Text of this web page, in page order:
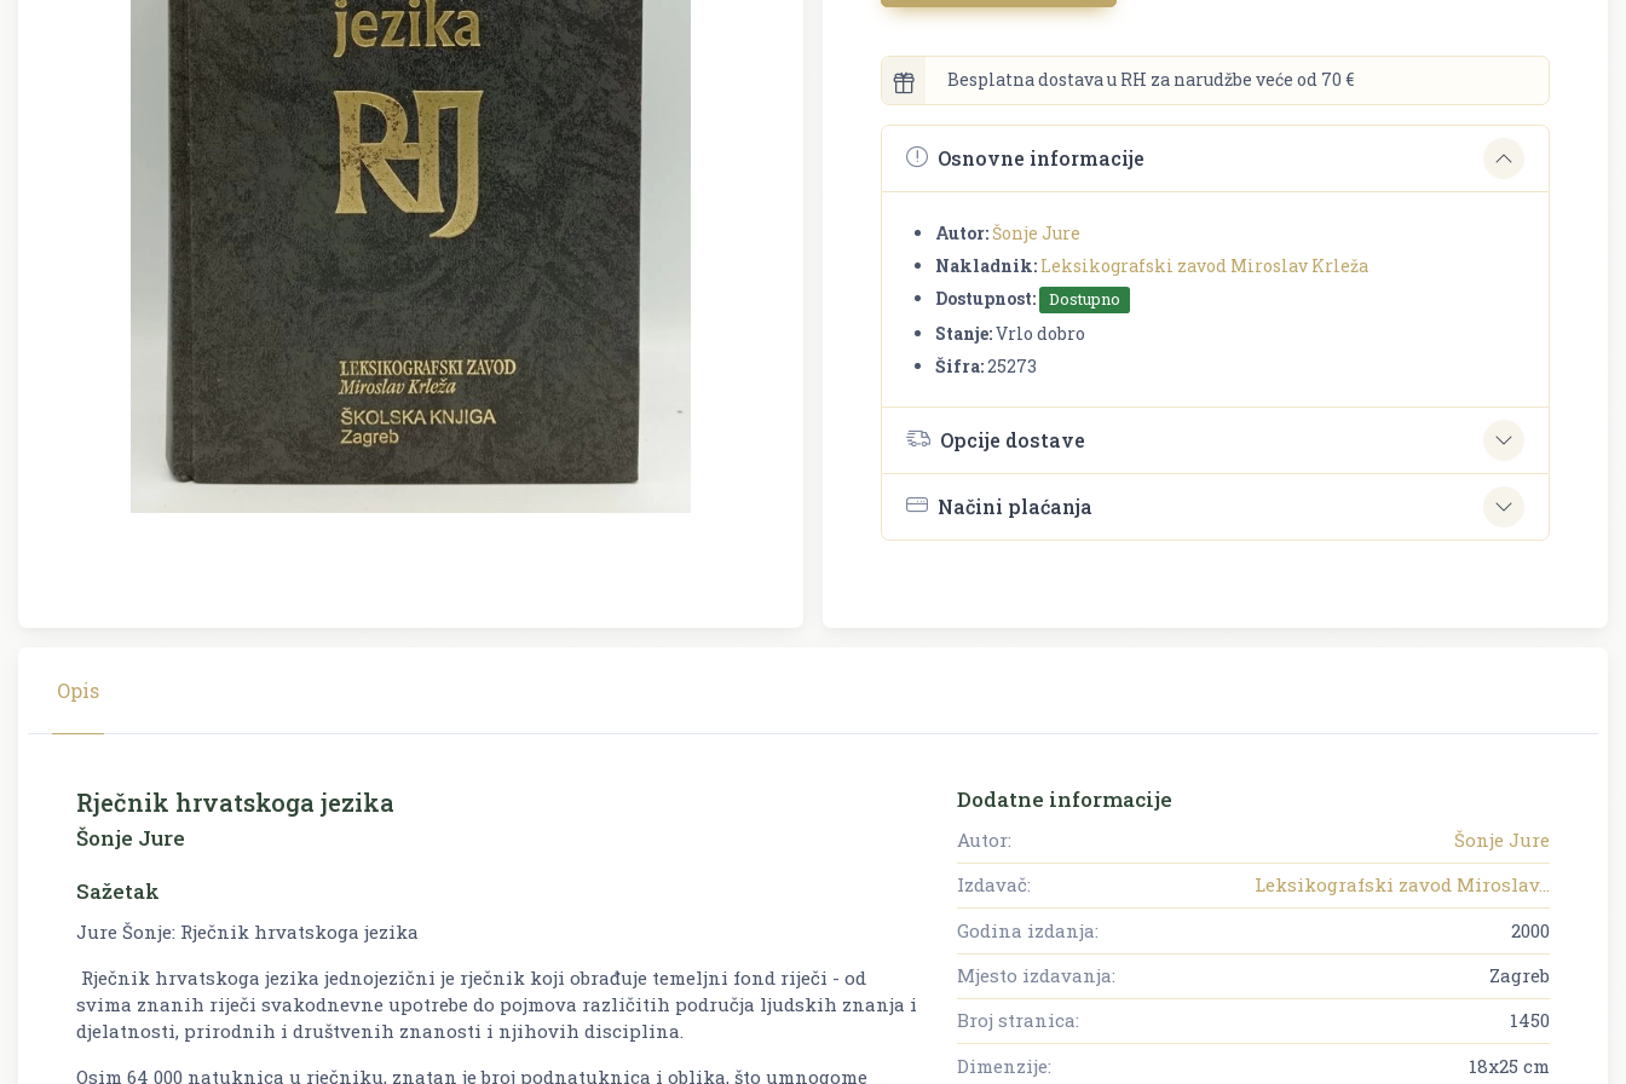
Besplatna dostava u RH za narudžbe veće od 70 €
Osnovne informacije
Autor:Šonje Jure
Nakladnik: Leksikografski zavod Miroslav Krleža
Dostupnost:
Dostupno
Stanje:Vrlo dobro
Šifra:25273
Opcije dostave
Načini plaćanja
Opis
Rječnik hrvatskoga jezika
Šonje Jure
Sažetak
Jure Šonje: Rječnik hrvatskoga jezika
Rječnik hrvatskoga jezika jednojezični je rječnik koji obrađuje temeljni fond riječi - od
svima znanih riječi svakodnevne upotrebe do pojmova različitih područja ljudskih znanja i
djelatnosti, prirodnih i društvenih znanosti i njihovih disciplina.
Osim 64 000 natuknica u rječniku, znatan je broj podnatuknica i oblika, što umnogome
Dodatne informacije
Autor:
Šonje Jure
Izdavač:
Leksikografski zavod Miroslav...
Godina izdanja:
2000
Mjesto izdavanja:
Zagreb
Broj stranica:
1450
Dimenzije:
18x25 cm